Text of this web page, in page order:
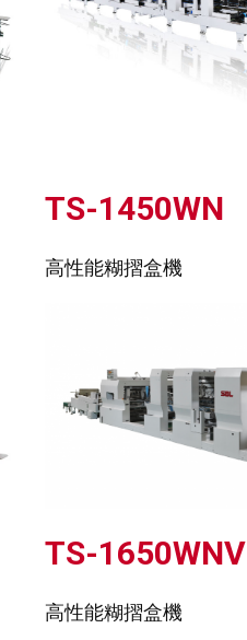
TS-1450WN
高性能糊摺盒機
TS-1650WNV
高性能糊摺盒機